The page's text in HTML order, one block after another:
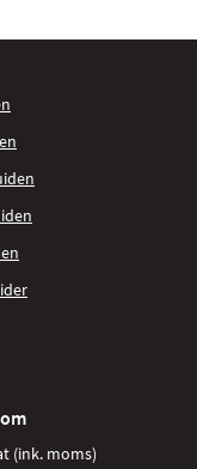
(ink. moms)